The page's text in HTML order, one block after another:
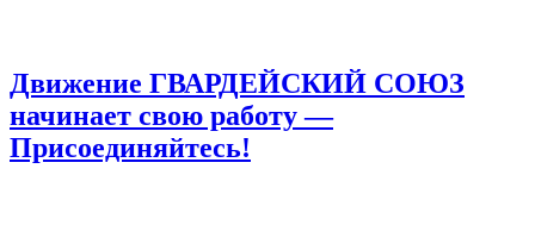
Движение ГВАРДЕЙСКИЙ СОЮЗ
начинает свою работу —
Присоединяйтесь!